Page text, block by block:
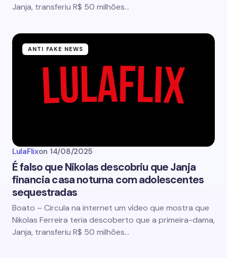
Janja, transferiu R$ 50 milhões…
ANTI FAKE NEWS
LulaFlixon 14/08/2025
É falso que Nikolas descobriu que Janja
financia casa noturna com adolescentes
sequestradas
Boato – Circula na internet um vídeo que mostra que
Nikolas Ferreira teria descoberto que a primeira-dama,
Janja, transferiu R$ 50 milhões…